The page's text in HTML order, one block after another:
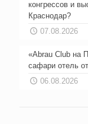
конгрессов и
Краснодар?
07.08.2026
«Abrau Club на
сафари отель
06.08.2026